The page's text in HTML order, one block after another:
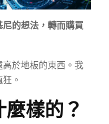
的想法，轉而購買
於地板的東西。我
。
樣的？